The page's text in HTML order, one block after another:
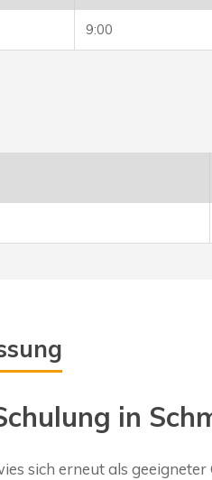
9:00
in
sich erneut als